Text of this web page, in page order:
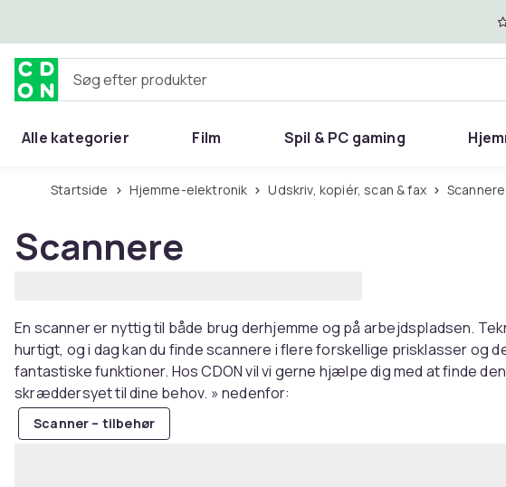
Søg efter produkter
Alle kategorier Film Spil & PC gaming
Hjem & have
Startside Hjemme-elektronik Udskriv, kopiér, scan & fax Scannere
Scannere
En scanner er nyttig til både brug derhjemme og på arbejdspladsen.
hurtigt, og i dag kan du finde scannere i flere forskellige prisklasser og
fantastiske funktioner. Hos CDON vil vi gerne hjælpe dig med at finde
skræddersyet til dine behov. » nedenfor:
Scanner – tilbehør